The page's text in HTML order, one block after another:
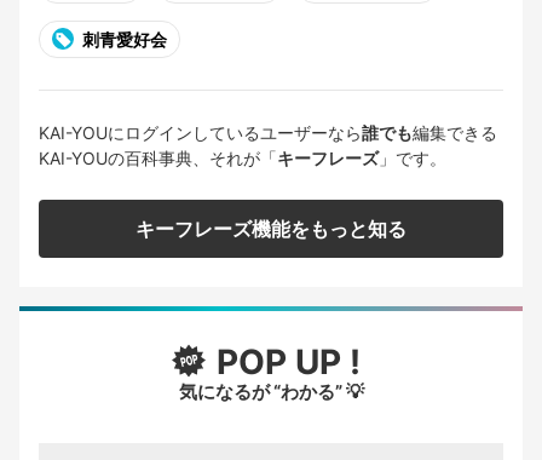
刺青愛好会
KAI-YOUにログインしているユーザーなら誰でも編集できる
KAI-YOUの百科事典、それが「キーフレーズ」です。
キーフレーズ機能をもっと知る
POP UP !
気になるが “わかる” 💡